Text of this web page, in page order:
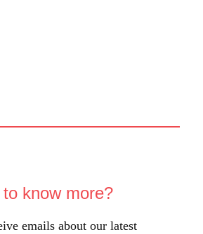
know more?
emails about our latest